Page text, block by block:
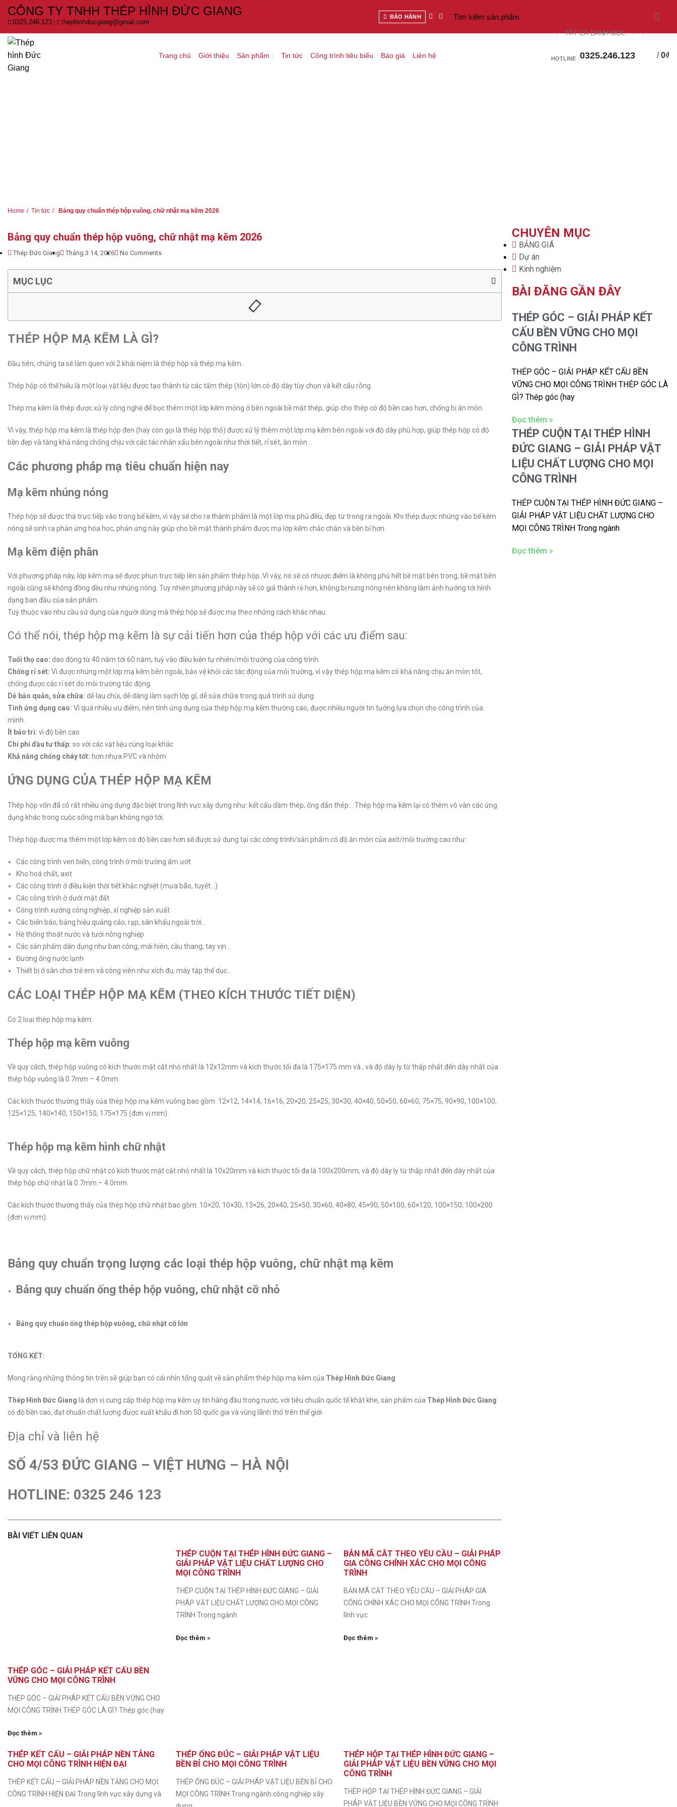
CÔNG TY TNHH THÉP HÌNH ĐỨC GIANG
0325.246.123 | thephinhducgiang@gmail.com
BẢO HÀNH
TẤT CẢ DANH MỤC
Trang chủ Giới thiệu Sản phẩm Tin tức Công trình tiêu biểu Báo giá Liên hệ HOTLINE 0325.246.123 / 0₫
Home Tin tức Bảng quy chuẩn thép hộp vuông, chữ nhật mạ kẽm 2026
Bảng quy chuẩn thép hộp vuông, chữ nhật mạ kẽm 2026
Thép Đức Giang Tháng 3 14, 2026 No Comments
MỤC LỤC
THÉP HỘP MẠ KẼM LÀ GÌ?
Đầu tiên, chúng ta sẽ làm quen với 2 khái niệm là thép hộp và thép mạ kẽm.
Thép hộp có thể hiểu là một loại vật liệu được tạo thành từ các tấm thép (tôn) lớn có độ dày tùy chọn và kết cấu rỗng.
Thép mạ kẽm là thép được xử lý công nghệ để bọc thêm một lớp kẽm mỏng ở bên ngoài bề mặt thép, giúp cho thép có độ bền cao hơn, chống bị ăn mòn.
Vì vậy, thép hộp mạ kẽm là thép hộp đen (hay còn gọi là thép hộp thô) được xử lý thêm một lớp mạ kẽm bên ngoài với độ dày phù hợp, giúp thép hộp có độ
bền đẹp và tăng khả năng chống chịu với các tác nhân xấu bên ngoài như thời tiết, rỉ sét, ăn mòn…
Các phương pháp mạ tiêu chuẩn hiện nay
Mạ kẽm nhúng nóng
Thép hộp sẽ được thả trực tiếp vào trong bể kẽm, vì vậy sẽ cho ra thành phẩm là một lớp mạ phủ đều, đẹp từ trong ra ngoài. Khi thép được nhúng vào bể kẽm
nóng sẽ sinh ra phản ứng hóa học, phản ứng này giúp cho bề mặt thành phẩm được mạ lớp kẽm chắc chắn và bền bỉ hơn.
Mạ kẽm điện phân
Với phương pháp này, lớp kẽm mạ sẽ được phun trực tiếp lên sản phẩm thép hộp. Vì vậy, nó sẽ có nhược điểm là không phủ hết bề mặt bên trong, bề mặt bên
ngoài cũng sẽ không đồng đều như nhúng nóng. Tuy nhiên phương pháp này sẽ có giá thành rẻ hơn, không bị nung nóng nên không làm ảnh hưởng tới hình
dạng ban đầu của sản phẩm.
Tuỳ thuộc vào nhu cầu sử dụng của người dùng mà thép hộp sẽ được mạ theo những cách khác nhau.
Có thể nói, thép hộp mạ kẽm là sự cải tiến hơn của thép hộp với các ưu điểm sau:
Tuổi thọ cao: dao động từ 40 năm tới 60 năm, tuỳ vào điều kiện tự nhiên/môi trường của công trình.
Chống rỉ sét: Vì được nhúng một lớp mạ kẽm bên ngoài, bảo vệ khỏi các tác động của môi trường, vì vậy thép hộp mạ kẽm có khả năng chịu ăn mòn tốt,
chống được các rỉ sét do môi trường tác động.
Dễ bảo quản, sửa chữa: dễ lau chùi, dễ dàng làm sạch lớp gỉ, dễ sửa chữa trong quá trình sử dụng
Tính ứng dụng cao: Vì quá nhiều ưu điểm, nên tính ứng dụng của thép hộp mạ kẽm thường cao, được nhiều người tin tưởng lựa chọn cho công trình của
mình.
Ít bảo trì: vì độ bền cao
Chi phí đầu tư thấp: so với các vật liệu cùng loại khác
Khả năng chống cháy tốt: hơn nhựa PVC và nhôm
ỨNG DỤNG CỦA THÉP HỘP MẠ KẼM
Thép hộp vốn đã có rất nhiều ứng dụng đặc biệt trong lĩnh vực xây dựng như: kết cấu dầm thép, ống dẫn thép… Thép hộp mạ kẽm lại có thêm vô vàn các ứng
dụng khác trong cuộc sống mà bạn không ngờ tới.
Thép hộp được mạ thêm một lớp kẽm có độ bền cao hơn sẽ được sử dụng tại các công trình/sản phẩm có độ ăn mòn của axit/môi trường cao như:
Các công trình ven biển, công trình ở môi trường ẩm ướt
Kho hoá chất, axit
Các công trình ở điều kiện thời tiết khắc nghiệt (mưa bão, tuyết…)
Các công trình ở dưới mặt đất
Công trình xưởng công nghiệp, xí nghiệp sản xuất
Các biển báo, bảng hiệu quảng cáo, rạp, sân khấu ngoài trời…
Hệ thống thoát nước và tưới nông nghiệp
Các sản phẩm dân dụng như ban công, mái hiên, cầu thang, tay vịn…
Đường ống nước lạnh
Thiết bị ở sân chơi trẻ em và công viên như xích đu, máy tập thể dục…
CÁC LOẠI THÉP HỘP MẠ KẼM (THEO KÍCH THƯỚC TIẾT DIỆN)
Có 2 loại thép hộp mạ kẽm:
Thép hộp mạ kẽm vuông
Về quy cách, thép hộp vuông có kích thước mặt cắt nhỏ nhất là 12x12mm và kích thước tối đa là 175×175 mm và , và độ dày ly từ thấp nhất đến dày nhất của
thép hộp vuông là 0.7mm – 4.0mm.
Các kích thước thường thấy của thép hộp mạ kẽm vuông bao gồm: 12×12, 14×14, 16×16, 20×20, 25×25, 30×30, 40×40, 50×50, 60×60, 75×75, 90×90, 100×100,
125×125, 140×140, 150×150, 175×175 (đơn vị mm).
Thép hộp mạ kẽm hình chữ nhật
Về quy cách, thép hộp chữ nhật có kích thước mặt cắt nhỏ nhất là 10x20mm và kích thước tối đa là 100x200mm, và độ dày ly từ thấp nhất đến dày nhất của
thép hộp chữ nhật là 0.7mm – 4.0mm.
Các kích thước thường thấy của thép hộp chữ nhật bao gồm: 10×20, 10×30, 13×26, 20×40, 25×50, 30×60, 40×80, 45×90, 50×100, 60×120, 100×150, 100×200
(đơn vị mm).
Bảng quy chuẩn trọng lượng các loại thép hộp vuông, chữ nhật mạ kẽm
Bảng quy chuẩn ống thép hộp vuông, chữ nhật cỡ nhỏ
Bảng quy chuẩn ống thép hộp vuông, chữ nhật cỡ lớn
TỔNG KẾT:
Mong rằng những thông tin trên sẽ giúp bạn có cái nhìn tổng quát về sản phẩm thép hộp mạ kẽm của Thép Hình Đức Giang
Thép Hình Đức Giang là đơn vị cung cấp thép hộp mạ kẽm uy tín hàng đầu trong nước, với tiêu chuẩn quốc tế khắt khe, sản phẩm của Thép Hình Đức Giang
có độ bền cao, đạt chuẩn chất lượng được xuất khẩu đi hơn 50 quốc gia và vùng lãnh thổ trên thế giới.
Địa chỉ và liên hệ
SỐ 4/53 ĐỨC GIANG – VIỆT HƯNG – HÀ NỘI
HOTLINE: 0325 246 123
BÀI VIẾT LIÊN QUAN
THÉP GÓC – GIẢI PHÁP KẾT CẤU BỀN
VỮNG CHO MỌI CÔNG TRÌNH
THÉP GÓC – GIẢI PHÁP KẾT CẤU BỀN VỮNG CHO
MỌI CÔNG TRÌNH THÉP GÓC LÀ GÌ? Thép góc (hay
Đọc thêm »
THÉP CUỘN TẠI THÉP HÌNH ĐỨC GIANG –
GIẢI PHÁP VẬT LIỆU CHẤT LƯỢNG CHO
MỌI CÔNG TRÌNH
THÉP CUỘN TẠI THÉP HÌNH ĐỨC GIANG – GIẢI
PHÁP VẬT LIỆU CHẤT LƯỢNG CHO MỌI CÔNG
TRÌNH Trong ngành
Đọc thêm »
BẢN MÃ CẮT THEO YÊU CẦU – GIẢI PHÁP
GIA CÔNG CHÍNH XÁC CHO MỌI CÔNG
TRÌNH
BẢN MÃ CẮT THEO YÊU CẦU – GIẢI PHÁP GIA
CÔNG CHÍNH XÁC CHO MỌI CÔNG TRÌNH Trong
lĩnh vực
Đọc thêm »
THÉP KẾT CẤU – GIẢI PHÁP NỀN TẢNG
CHO MỌI CÔNG TRÌNH HIỆN ĐẠI
THÉP KẾT CẤU – GIẢI PHÁP NỀN TẢNG CHO MỌI
CÔNG TRÌNH HIỆN ĐẠI Trong lĩnh vực xây dựng và
THÉP ỐNG ĐÚC – GIẢI PHÁP VẬT LIỆU
BỀN BỈ CHO MỌI CÔNG TRÌNH
THÉP ỐNG ĐÚC – GIẢI PHÁP VẬT LIỆU BỀN BỈ CHO
MỌI CÔNG TRÌNH Trong ngành công nghiệp xây
THÉP HỘP TẠI THÉP HÌNH ĐỨC GIANG –
GIẢI PHÁP VẬT LIỆU BỀN VỮNG CHO MỌI
CÔNG TRÌNH
THÉP HỘP TẠI THÉP HÌNH ĐỨC GIANG – GIẢI
PHÁP VẬT LIỆU BỀN VỮNG CHO MỌI CÔNG TRÌNH
CHUYÊN MỤC
BẢNG GIÁ
Dự án
Kinh nghiệm
BÀI ĐĂNG GẦN ĐÂY
THÉP GÓC – GIẢI PHÁP KẾT
CẤU BỀN VỮNG CHO MỌI
CÔNG TRÌNH
THÉP GÓC – GIẢI PHÁP KẾT CẤU BỀN
VỮNG CHO MỌI CÔNG TRÌNH THÉP GÓC LÀ
GÌ? Thép góc (hay
Đọc thêm »
THÉP CUỘN TẠI THÉP HÌNH
ĐỨC GIANG – GIẢI PHÁP VẬT
LIỆU CHẤT LƯỢNG CHO MỌI
CÔNG TRÌNH
THÉP CUỘN TẠI THÉP HÌNH ĐỨC GIANG –
GIẢI PHÁP VẬT LIỆU CHẤT LƯỢNG CHO
MỌI CÔNG TRÌNH Trong ngành
Đọc thêm »